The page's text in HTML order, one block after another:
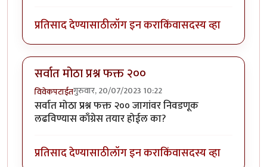
प्रतिसाद देण्यासाठीलॉग इन कराकिंवासदस्य व्हा
सर्वात मोठा प्रश्न फक्त २००
विवेकपटाईतगुरुवार, 20/07/2023 10:22
सर्वात मोठा प्रश्न फक्त २०० जागांवर निवडणूक
लढविण्यास काँग्रेस तयार होईल का?
प्रतिसाद देण्यासाठीलॉग इन कराकिंवासदस्य व्हा